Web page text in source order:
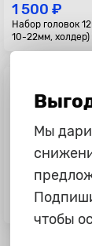
1 500 ₽
Набор головок
10-22мм, холдер)
90 ₽
Головка 1/4" 6-и
Мы
чтобы